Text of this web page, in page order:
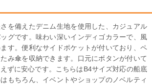
を備えたデニム生地を使用した、カジュアル
グです。味わい深いインディゴカラーで、風
す。便利なサイドポケットが付いており、ペ
み傘を収納できます。口元にボタンが付いて
ずに安心です。こちらはB4サイズ対応の船底
もちろん、イベントやショップのノベルティ